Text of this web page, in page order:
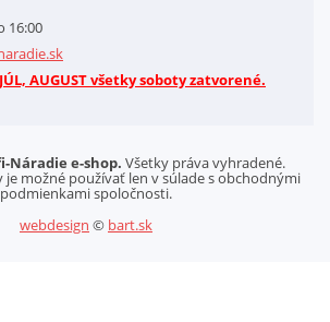
osobných údajov HQ Tools, spol. s r. o.
16:00
AUGUST všetky soboty zatvorené.
Náradie e-shop. Všetky práva vyhradené.
je možné používať len v súlade s obchodnými
podmienkami spoločnosti.
webdesign © bart.sk